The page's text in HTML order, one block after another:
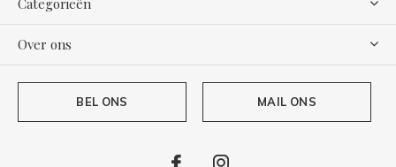
Categorieën
Over ons
BEL ONS MAIL ONS